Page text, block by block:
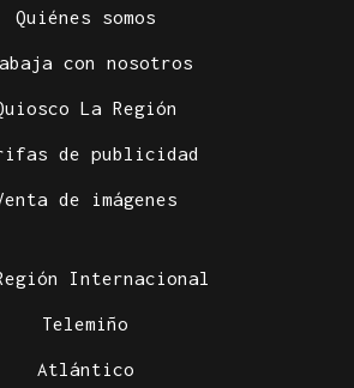
Quiénes somos
con nosotros
La Región
de publicidad
de imágenes
Internacional
Telemiño
Atlántico